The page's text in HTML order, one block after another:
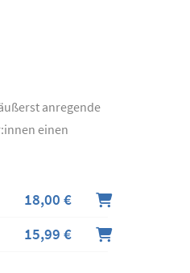
anregende
einen
18,00 €
15,99 €